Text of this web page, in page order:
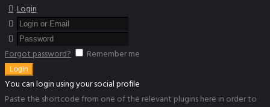
Login
Forgot password? Remember me
You can login using your social profile
Paste the shortcode from one of the relevant plugins here in order to